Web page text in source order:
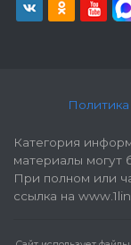
Категория
материалы могут
При полном или
ссылка на